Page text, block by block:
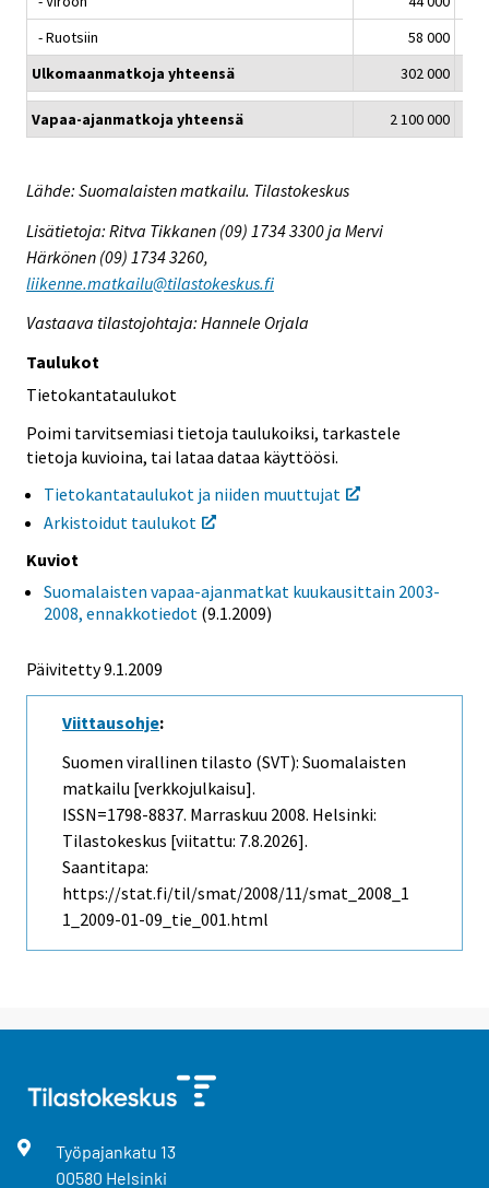
- Ruotsiin
58 000
Ulkomaanmatkoja yhteensä
302 000
Vapaa-ajanmatkoja yhteensä 2 100 000
Lähde: Suomalaisten matkailu. Tilastokeskus
Lisätietoja: Ritva Tikkanen (09) 1734 3300 ja Mervi
Härkönen (09) 1734 3260,
liikenne.matkailu@tilastokeskus.fi
Vastaava tilastojohtaja: Hannele Orjala
Taulukot
Tietokantataulukot
Poimi tarvitsemiasi tietoja taulukoiksi, tarkastele
tietoja kuvioina, tai lataa dataa käyttöösi.
Tietokantataulukot ja niiden muuttujat
Arkistoidut taulukot
Kuviot
Suomalaisten vapaa-ajanmatkat kuukausittain 2003-
2008, ennakkotiedot (9.1.2009)
Päivitetty9.1.2009
Viittausohje:
Suomen virallinen tilasto (SVT): Suomalaisten
matkailu [verkkojulkaisu].
ISSN=1798-8837. Marraskuu 2008. Helsinki:
Tilastokeskus [viitattu: 7.8.2026].
Saantitapa:
https://stat.fi/til/smat/2008/11/smat_2008_1
1_2009-01-09_tie_001.html
Työpajankatu 13
00580 Helsinki